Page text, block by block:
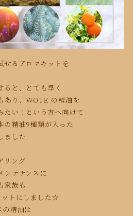
せるアロマキットを
と、とても早く
あり、WOTE の精油を
たい！という方へ向けて
の精油9種類が入った
ました
リング
ンテナンスに
家族も
トに しました☆
の精油は